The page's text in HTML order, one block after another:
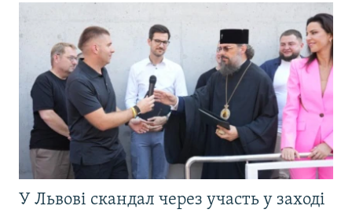
У Львові скандал через участь у заході